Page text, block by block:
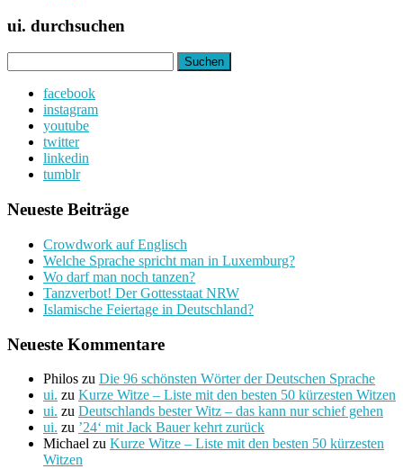
ui. durchsuchen
nach:
facebook
instagram
youtube
twitter
linkedin
tumblr
Neueste Beiträge
Crowdwork auf Englisch
Welche Sprache spricht man in Luxemburg?
Wo darf man noch tanzen?
Tanzverbot! Der Gottesstaat NRW
Islamische Feiertage in Deutschland?
Neueste Kommentare
Philos zu Die 96 schönsten Wörter der Deutschen Sprache
ui. zu Kurze Witze – Liste mit den besten 50 kürzesten Witzen
ui. zu Deutschlands bester Witz – das kann nur schief gehen
ui. zu ’24‘ mit Jack Bauer kehrt zurück
Michael zu Kurze Witze – Liste mit den besten 50 kürzesten
Witzen